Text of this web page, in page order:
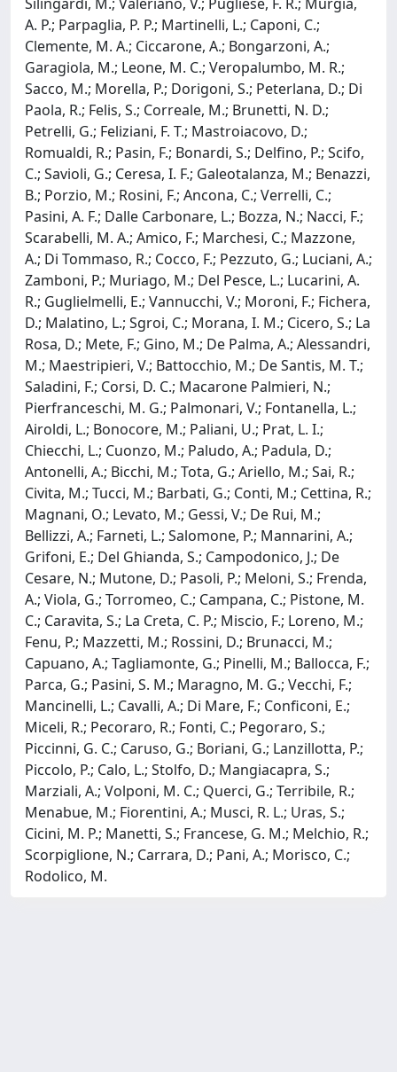
A. P.; Parpaglia, P. P.; Martinelli, L.; Caponi, C.;
Clemente, M. A.; Ciccarone, A.; Bongarzoni, A.;
Garagiola, M.; Leone, M. C.; Veropalumbo, M. R.;
Sacco, M.; Morella, P.; Dorigoni, S.; Peterlana, D.; Di
Paola, R.; Felis, S.; Correale, M.; Brunetti, N. D.;
Petrelli, G.; Feliziani, F. T.; Mastroiacovo, D.;
Romualdi, R.; Pasin, F.; Bonardi, S.; Delfino, P.; Scifo,
C.; Savioli, G.; Ceresa, I. F.; Galeotalanza, M.; Benazzi,
B.; Porzio, M.; Rosini, F.; Ancona, C.; Verrelli, C.;
Pasini, A. F.; Dalle Carbonare, L.; Bozza, N.; Nacci, F.;
Scarabelli, M. A.; Amico, F.; Marchesi, C.; Mazzone,
A.; Di Tommaso, R.; Cocco, F.; Pezzuto, G.; Luciani, A.;
Zamboni, P.; Muriago, M.; Del Pesce, L.; Lucarini, A.
R.; Guglielmelli, E.; Vannucchi, V.; Moroni, F.; Fichera,
D.; Malatino, L.; Sgroi, C.; Morana, I. M.; Cicero, S.; La
Rosa, D.; Mete, F.; Gino, M.; De Palma, A.; Alessandri,
M.; Maestripieri, V.; Battocchio, M.; De Santis, M. T.;
Saladini, F.; Corsi, D. C.; Macarone Palmieri, N.;
Pierfranceschi, M. G.; Palmonari, V.; Fontanella, L.;
Airoldi, L.; Bonocore, M.; Paliani, U.; Prat, L. I.;
Chiecchi, L.; Cuonzo, M.; Paludo, A.; Padula, D.;
Antonelli, A.; Bicchi, M.; Tota, G.; Ariello, M.; Sai, R.;
Civita, M.; Tucci, M.; Barbati, G.; Conti, M.; Cettina, R.;
Magnani, O.; Levato, M.; Gessi, V.; De Rui, M.;
Bellizzi, A.; Farneti, L.; Salomone, P.; Mannarini, A.;
Grifoni, E.; Del Ghianda, S.; Campodonico, J.; De
Cesare, N.; Mutone, D.; Pasoli, P.; Meloni, S.; Frenda,
A.; Viola, G.; Torromeo, C.; Campana, C.; Pistone, M.
C.; Caravita, S.; La Creta, C. P.; Miscio, F.; Loreno, M.;
Fenu, P.; Mazzetti, M.; Rossini, D.; Brunacci, M.;
Capuano, A.; Tagliamonte, G.; Pinelli, M.; Ballocca, F.;
Parca, G.; Pasini, S. M.; Maragno, M. G.; Vecchi, F.;
Mancinelli, L.; Cavalli, A.; Di Mare, F.; Conficoni, E.;
Miceli, R.; Pecoraro, R.; Fonti, C.; Pegoraro, S.;
Piccinni, G. C.; Caruso, G.; Boriani, G.; Lanzillotta, P.;
Piccolo, P.; Calo, L.; Stolfo, D.; Mangiacapra, S.;
Marziali, A.; Volponi, M. C.; Querci, G.; Terribile, R.;
Menabue, M.; Fiorentini, A.; Musci, R. L.; Uras, S.;
Cicini, M. P.; Manetti, S.; Francese, G. M.; Melchio, R.;
Scorpiglione, N.; Carrara, D.; Pani, A.; Morisco, C.;
Rodolico, M.